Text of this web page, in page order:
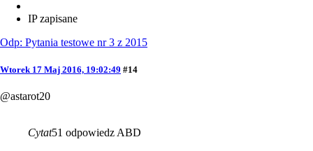
IP zapisane
Odp: Pytania testowe nr 3 z 2015
Wtorek 17 Maj 2016, 19:02:49 #14
@astarot20
Cytat51 odpowiedz ABD